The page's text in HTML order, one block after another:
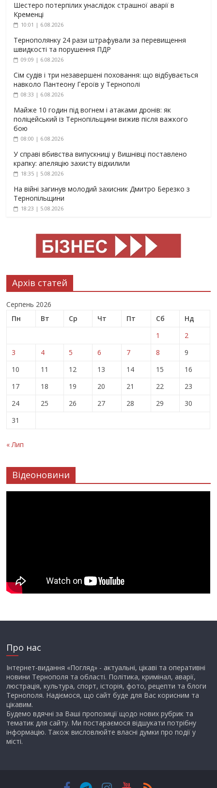
Шестеро потерпілих унаслідок страшної аварії в
Кременці
10:01 | 6.08.2026
Тернополянку 24 рази штрафували за перевищення
швидкості та порушення ПДР
09:09 | 6.08.2026
Сім судів і три незавершені поховання: що відбувається
навколо Пантеону Героїв у Тернополі
08:33 | 6.08.2026
Майже 10 годин під вогнем і атаками дронів: як
поліцейський із Тернопільщини вижив після важкого
бою
08:00 | 6.08.2026
У справі вбивства випускниці у Вишнівці поставлено
крапку: апеляцію захисту відхилили
18:35 | 5.08.2026
На війні загинув молодий захисник Дмитро Березко з
Тернопільщини
18:23 | 5.08.2026
Архів статей
Серпень 2026
Пн
Вт Ср Чт Пт Сб
Нд
1
2
3
4 5 6 7 8
9
10
11 12 13 14 15
16
17
18 19 20 21 22
23
24
25 26 27 28 29
30
31
« Лип
Відеоновини
Про нас
Інтернет-видання «Погляд» - актуальні, цікаві та оперативні
новини Тернополя та області. Політика, кримінал, аварії,
люстрація, культура, спорт, історія, фото, рецепти та блоги
Тернополя. Надіємося, що сайт буде для Вас корисним та
цікавим.
Будемо вдячні за Ваші пропозиції щодо нових рубрик та
тематик для сайту. Ми постараємося відшукати потрібну
інформацію. Також висловлюйте власні думки про події у
місті.